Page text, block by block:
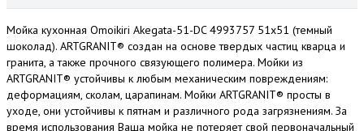
Мойка кухонная Omoikiri Akegata-51-DC 4993757 51x51 (темный
шоколад). ARTGRANIT® создан на основе твердых частиц кварца и
гранита, а также прочного связующего полимера. Мойки из
ARTGRANIT® устойчивы к любым механическим повреждениям:
деформациям, сколам, царапинам. Мойки ARTGRANIT® просты в
уходе, они устойчивы к пятнам и различного рода загрязнениям. За
время использования Ваша мойка не потеряет свой первоначальный